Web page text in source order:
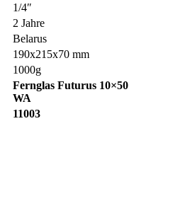
1/4″
2 Jahre
Belarus
190x215x70 mm
1000g
Fernglas Futurus 10×50
WA
11003